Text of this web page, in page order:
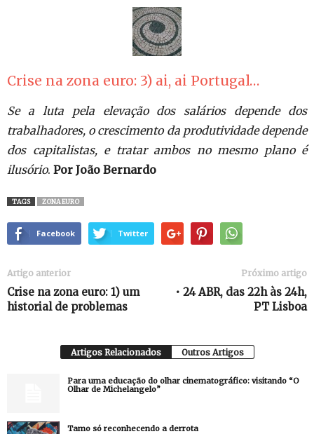
Crise na zona euro: 3) ai, ai Portugal…
Se a luta pela elevação dos salários depende dos
trabalhadores, o crescimento da produtividade depende
dos capitalistas, e tratar ambos no mesmo plano é
ilusório. Por João Bernardo
TAGS ZONA EURO
Facebook Twitter
Artigo anterior
Crise na zona euro: 1) um
historial de problemas
Próximo artigo
• 24 ABR, das 22h às 24h,
PT Lisboa
Artigos Relacionados Outros Artigos
Para uma educação do olhar cinematográfico: visitando “O
Olhar de Michelangelo”
Tamo só reconhecendo a derrota